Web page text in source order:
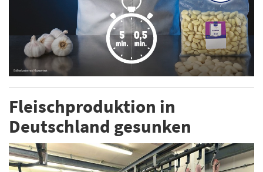
Fleischproduktion in
Deutschland gesunken